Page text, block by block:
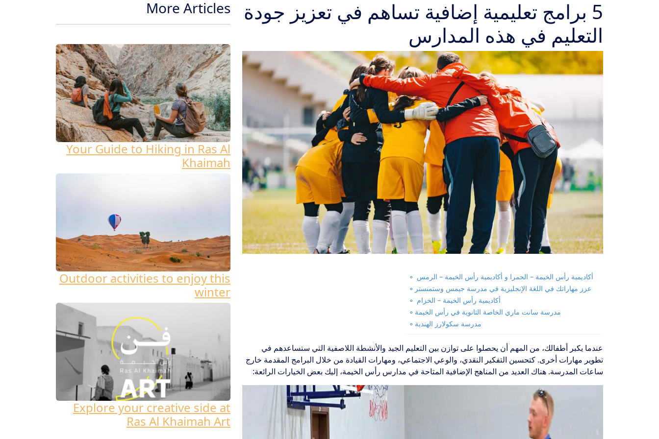
5 برامج تعليمية إضافية تساهم في تعزيز جودة
التعليم في هذه المدارس
أكاديمية رأس الخيمة – الحمرا و أكاديمية رأس الخيمة – الرمس
عزز مهاراتك في اللغة الإنجليزية في مدرسة جيمس وستمنستر
أكاديمية رأس الخيمة – الخزام
مدرسة سانت ماري الخاصة الثانوية في رأس الخيمة
مدرسة سكولارز الهندية
عندما يكبر أطفالك، من المهم أن يحصلوا على توازن بين التعليم الجيد والأنشطة اللاصفية التي ستساعدهم في
تطوير مهارات أخرى. كتحسين التفكير النقدي، والوعي الاجتماعي، ومهارات القيادة من خلال البرامج المقدمة خارج
ساعات المدرسة. هناك العديد من المناهج الإضافية المتاحة في مدارس رأس الخيمة، إليك بعض الخيارات الرائعة:
More Articles
Your Guide to Hiking in Ras Al
Khaimah
Outdoor activities to enjoy this
winter
Explore your creative side at
Ras Al Khaimah Art